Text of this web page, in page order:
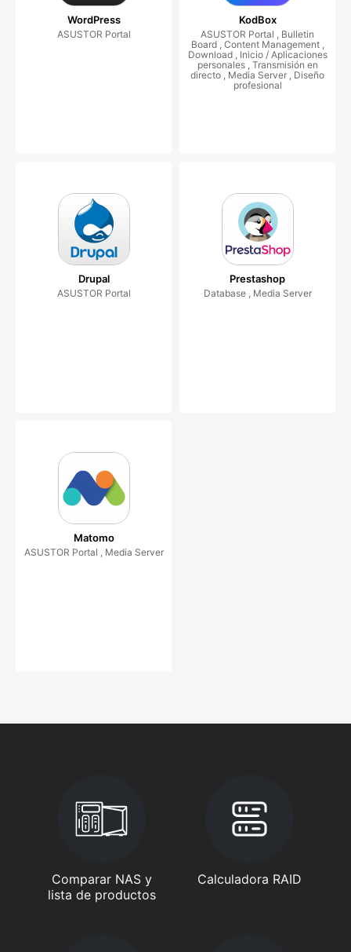
WordPress
ASUSTOR Portal
KodBox
ASUSTOR Portal , Bulletin
Board , Content Management ,
Download , Inicio / Aplicaciones
personales , Transmisión en
directo , Media Server , Diseño
profesional
Drupal
ASUSTOR Portal
Prestashop
Database , Media Server
Matomo
ASUSTOR Portal , Media Server
Comparar NAS y
lista de productos
Calculadora RAID